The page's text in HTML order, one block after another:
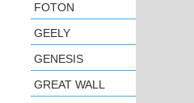
FOTON
GEELY
GENESIS
GREAT WALL